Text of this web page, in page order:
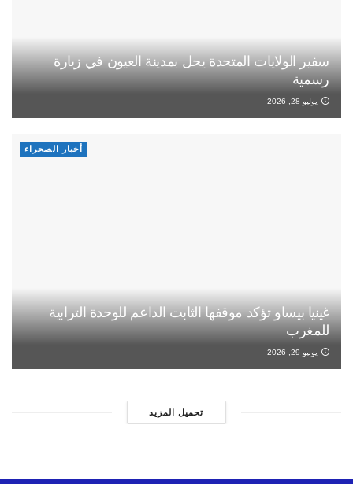
سفير الولايات المتحدة يحل بمدينة العيون في زيارة
رسمية
يوليو 28, 2026
أخبار الصحراء
غينيا بيساو تؤكد موقفها الثابت الداعم للوحدة الترابية
للمغرب
يونيو 29, 2026
تحميل المزيد